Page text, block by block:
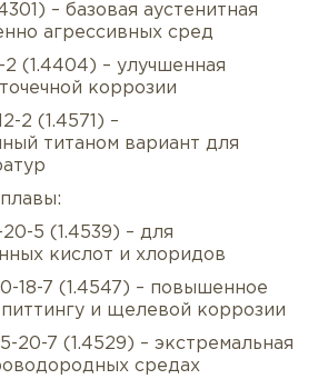
– базовая аустенитная
агрессивных сред
2 (1.4404) – улучшенная
коррозии
2 (1.4571) –
титаном вариант для
20-5 (1.4539) – для
кислот и хлоридов
18-7 (1.4547) – повышенное
и щелевой коррозии
20-7 (1.4529) – экстремальная
средах